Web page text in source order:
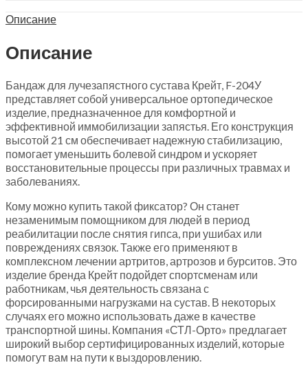
Описание
Описание
Бандаж для лучезапястного сустава Крейт, F-204У
представляет собой универсальное ортопедическое
изделие, предназначенное для комфортной и
эффективной иммобилизации запястья. Его конструкция
высотой 21 см обеспечивает надежную стабилизацию,
помогает уменьшить болевой синдром и ускоряет
восстановительные процессы при различных травмах и
заболеваниях.
Кому можно купить такой фиксатор? Он станет
незаменимым помощником для людей в период
реабилитации после снятия гипса, при ушибах или
повреждениях связок. Также его применяют в
комплексном лечении артритов, артрозов и бурситов. Это
изделие бренда Крейт подойдет спортсменам или
работникам, чья деятельность связана с
форсированными нагрузками на сустав. В некоторых
случаях его можно использовать даже в качестве
транспортной шины. Компания «СТЛ-Орто» предлагает
широкий выбор сертифицированных изделий, которые
помогут вам на пути к выздоровлению.